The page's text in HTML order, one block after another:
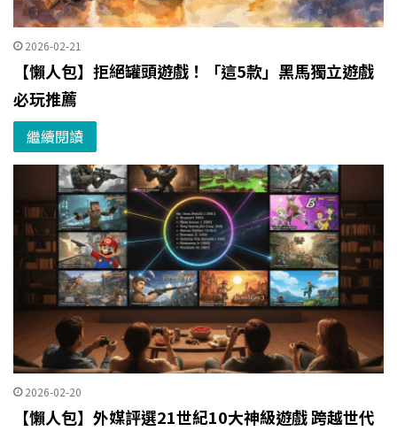
2026-02-21
【懶人包】拒絕罐頭遊戲！「這5款」黑馬獨立遊戲
必玩推薦
繼續閱讀
2026-02-20
【懶人包】外媒評選21世紀10大神級遊戲 跨越世代